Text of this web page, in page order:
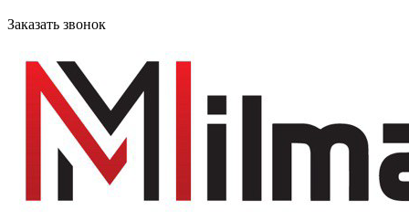
Заказать звонок